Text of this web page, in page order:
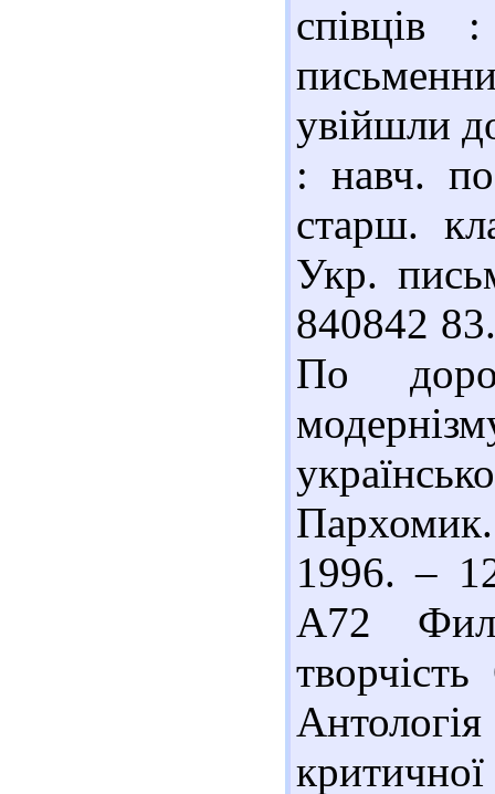
співців
увійшли
: навч.
старш.
Укр.
840842
По
1996. –
А72